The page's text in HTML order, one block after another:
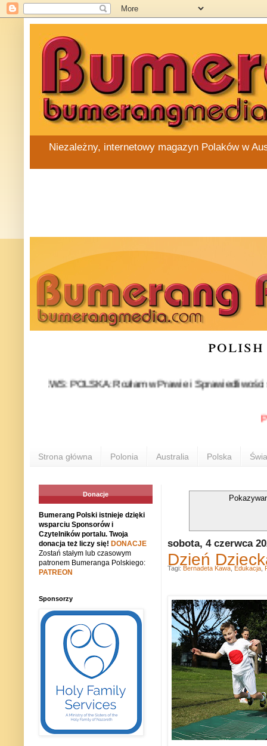
Niezależny, internetowy magazyn Polaków w
NEWS: POLSKA: Rozłam w Prawie i Sprawiedliwości stał
Strona główna Polonia Australia Polska
sobota, 4 czerwca
Dzień
Tagi: Bernadeta Kawa Edukacja
Donacje
Bumerang Polski istnieje dzięki
wsparciu Sponsorów i
Czytelników portalu. Twoja
donacja też liczy się! DONACJE
Zostań stałym lub czasowym
patronem Bumeranga Polskiego:
PATREON
Sponsorzy